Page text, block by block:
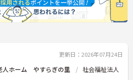
更新日：2026年07月24日
人ホーム やすらぎの里
社会福祉法人